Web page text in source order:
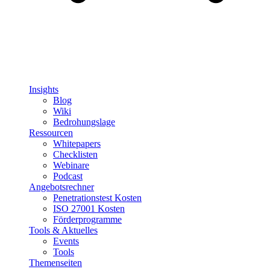
Insights
Blog
Wiki
Bedrohungslage
Ressourcen
Whitepapers
Checklisten
Webinare
Podcast
Angebotsrechner
Penetrationstest Kosten
ISO 27001 Kosten
Förderprogramme
Tools & Aktuelles
Events
Tools
Themenseiten